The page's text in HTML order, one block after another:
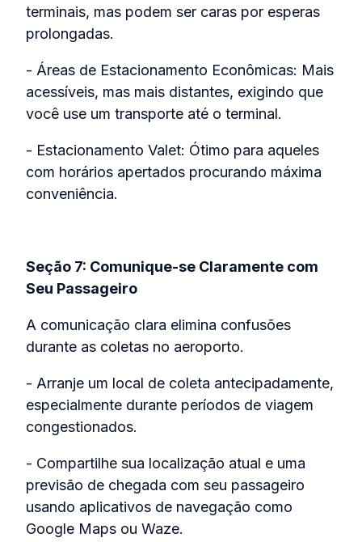
terminais, mas podem ser caras por esperas
prolongadas.
- Áreas de Estacionamento Econômicas: Mais
acessíveis, mas mais distantes, exigindo que
você use um transporte até o terminal.
- Estacionamento Valet: Ótimo para aqueles
com horários apertados procurando máxima
conveniência.
Seção 7: Comunique-se Claramente com
Seu Passageiro
A comunicação clara elimina confusões
durante as coletas no aeroporto.
- Arranje um local de coleta antecipadamente,
especialmente durante períodos de viagem
congestionados.
- Compartilhe sua localização atual e uma
previsão de chegada com seu passageiro
usando aplicativos de navegação como
Google Maps ou Waze.